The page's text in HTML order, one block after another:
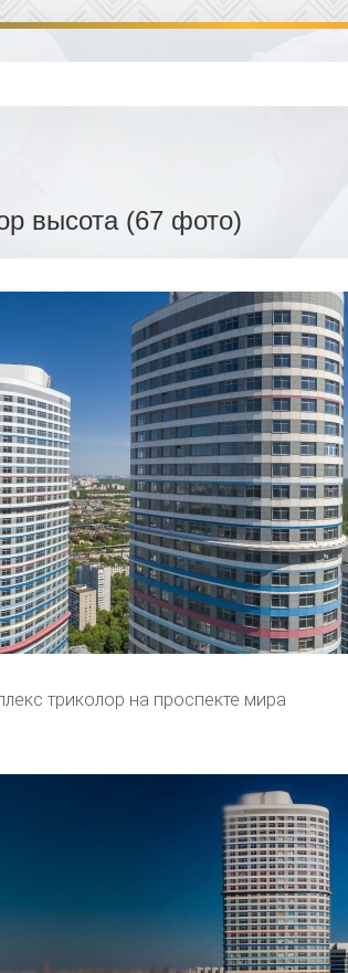
высота (67 фото)
триколор на проспекте мира